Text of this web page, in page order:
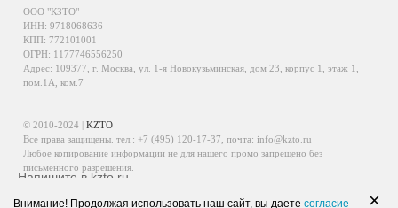
ООО "КЗТО"
ИНН: 9718068636
КПП: 772101001
ОГРН: 1177746556250
Адрес: 109377, г. Москва, ул. 1-я Новокузьминская, дом 23, корпус 1, этаж 1,
пом.1А, ком.7
© 2010-2024 |KZTO
Все права защищены. тел.: +7 (495) 120-17-37 , почта: info@kzto.ru
Любое копирование информации не для нашего промо запрещено без
письменного разрешения.
Информация, размещенная на сайте, не является публичной офертой.
Напишите в kzto.ru
×
Внимание! Продолжая использовать наш сайт, вы даете согласие